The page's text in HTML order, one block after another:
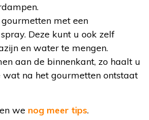
met een
Deze kunt u ook zelf
en water te mengen.
aan de binnenkant, zo haalt u
wat na het gourmetten ontstaat
we nog meer tips.